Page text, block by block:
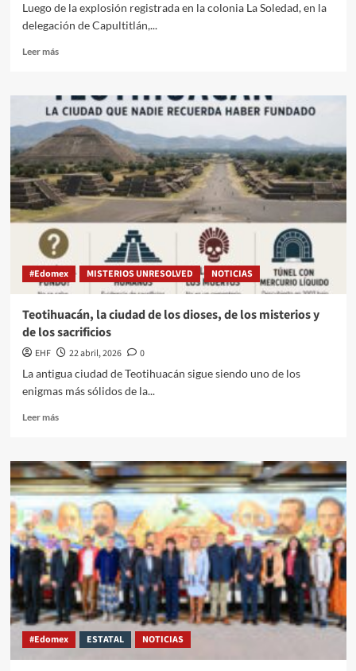
Luego de la explosión registrada en la colonia La Soledad, en la
delegación de Capultitlán,...
Leer más
#Edomex MISTERIOS UNRESOLVED NOTICIAS
Teotihuacán, la ciudad de los dioses, de los misterios y
de los sacrificios
EHF 22 abril, 2026
0
La antigua ciudad de Teotihuacán sigue siendo uno de los
enigmas más sólidos de la...
Leer más
#Edomex ESTATAL NOTICIAS